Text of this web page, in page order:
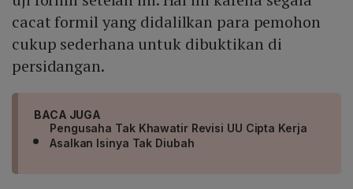
cacat formil yang didalilkan para pemohon
cukup sederhana untuk dibuktikan di
persidangan.
BACA JUGA
Pengusaha Tak Khawatir Revisi UU Cipta Kerja
Asalkan Isinya Tak Diubah